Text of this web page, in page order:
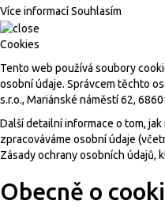
Více informacíSouhlasím
Cookies
Tento web používá soubory
osobní údaje. Správcem těchto
s.r.o., Mariánské náměstí 62,
Další detailní informace o tom,
zpracováváme osobní údaje
Zásady ochrany osobních údajů,
Obecně o